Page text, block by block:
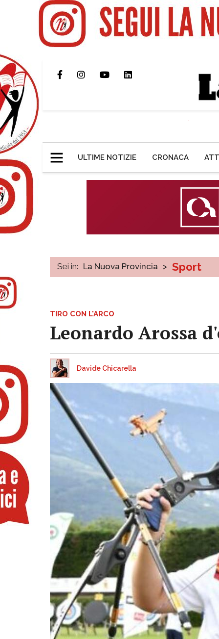
ULTIME NOTIZIE CRONACA
Sei in: La Nuova Provincia > Sport
TIRO CON L'ARCO
Leonardo Arossa
Davide Chicarella